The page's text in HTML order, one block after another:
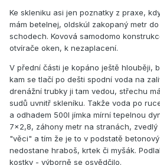
Ke skleniku asi jen poznatky z praxe,
mám betelnej, oldskúl zakopaný metr
schodech. Kovová samodomo
otvírače oken, k nezaplacení.
V přední části je kopáno ještě hlouběji,
kam se tlačí po dešti spodní voda na
drenážní trubky ji tam vedou, střechu
sudů uvnitř skleníku. Takže voda po
a odhadem 500l jímka mírní tepelnou
7x2,8, záhony metr na stranách,
"věci" a tím že je to v podstatě
nedostane hraboš, krtek či myšák.
kostky - výborně se osvědčilo.